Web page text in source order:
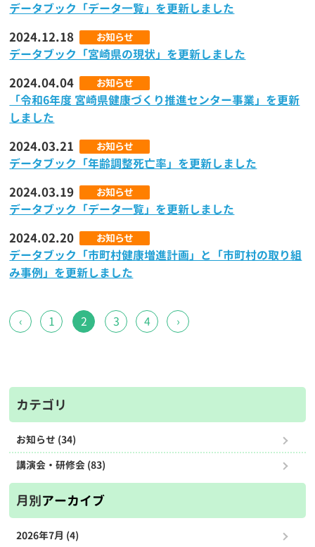
データブック「データ一覧」を更新しました
2024.12.18 お知らせ
データブック「宮崎県の現状」を更新しました
2024.04.04 お知らせ
「令和6年度 宮崎県健康づくり推進センター事業」を更新
しました
2024.03.21 お知らせ
データブック「年齢調整死亡率」を更新しました
2024.03.19 お知らせ
データブック「データ一覧」を更新しました
2024.02.20 お知らせ
データブック「市町村健康増進計画」と「市町村の取り組
み事例」を更新しました
‹ 1 2 3 4 ›
カテゴリ
お知らせ (34)
講演会・研修会 (83)
月別アーカイブ
2026年7月 (4)